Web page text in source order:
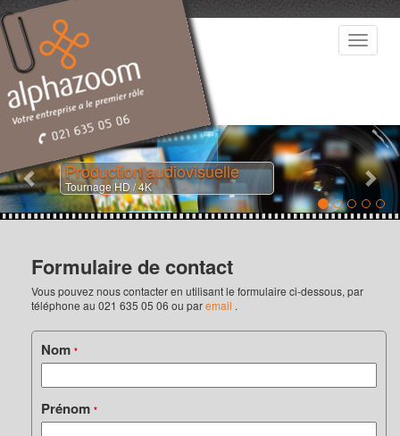
Toggle
Production audiovisuelle
Tournage HD / 4K
Previous
Formulaire de contact
Vous pouvez nous contacter en utilisant le formulaire ci-dessous, par
téléphone au 021 635 05 06 ou paremail .
Nom *
Prénom *